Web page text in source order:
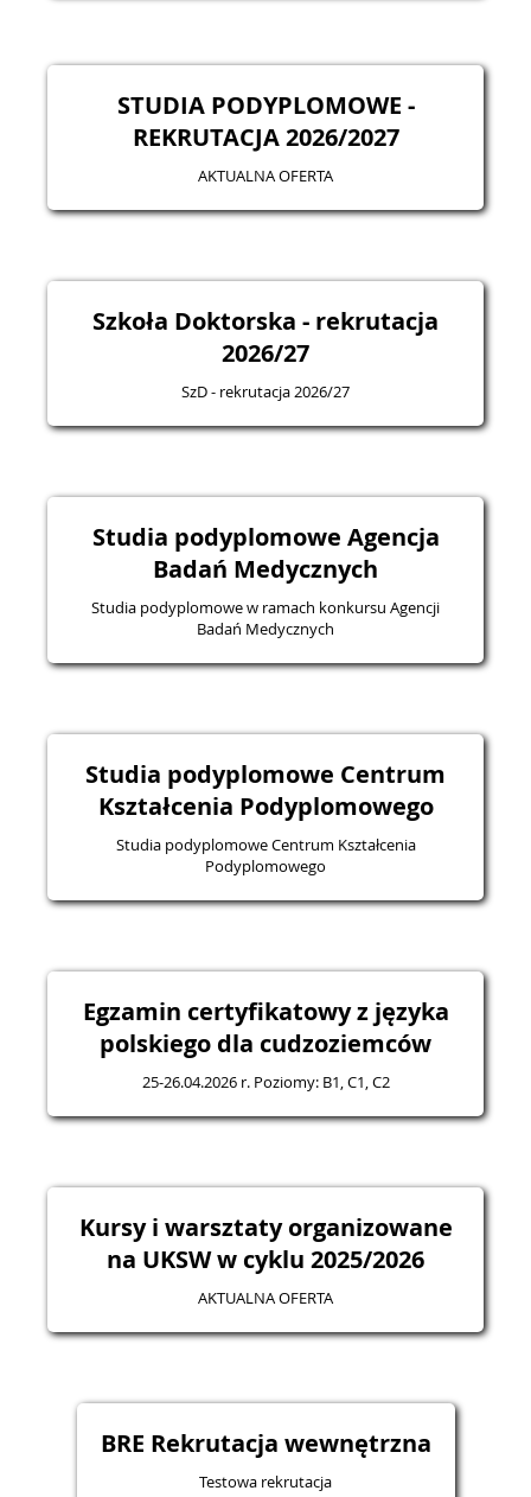
STUDIA PODYPLOMOWE -
REKRUTACJA 2026/2027
AKTUALNA OFERTA
Szkoła Doktorska - rekrutacja
2026/27
SzD - rekrutacja 2026/27
Studia podyplomowe Agencja
Badań Medycznych
Studia podyplomowe w ramach konkursu Agencji
Badań Medycznych
Studia podyplomowe Centrum
Kształcenia Podyplomowego
Studia podyplomowe Centrum Kształcenia
Podyplomowego
Egzamin certyfikatowy z języka
polskiego dla cudzoziemców
25-26.04.2026 r. Poziomy: B1, C1, C2
Kursy i warsztaty organizowane
na UKSW w cyklu 2025/2026
AKTUALNA OFERTA
BRE Rekrutacja wewnętrzna
Testowa rekrutacja